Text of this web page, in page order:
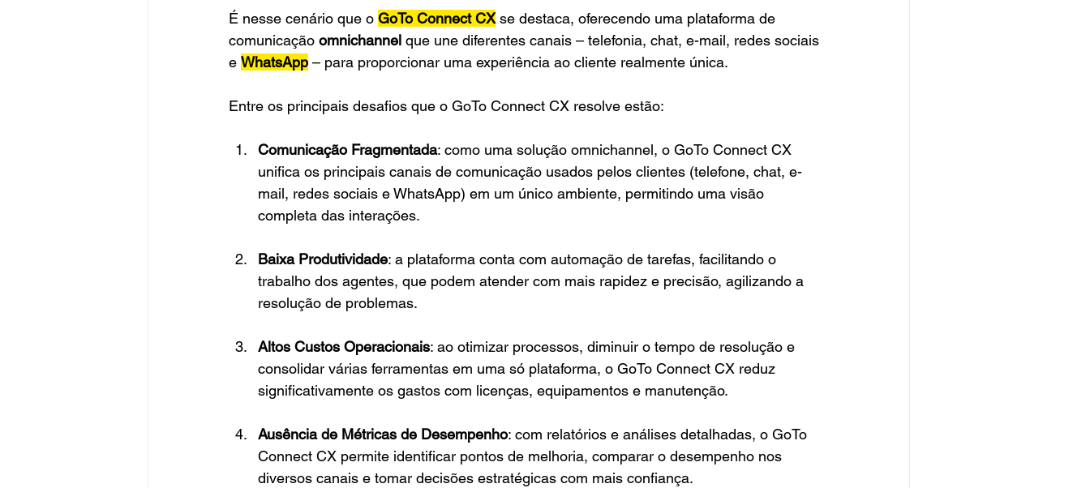
É nesse cenário que o GoTo Connect CX se destaca, oferecendo uma plataforma de
comunicação omnichannel que une diferentes canais – telefonia, chat, e-mail, redes sociais
e WhatsApp – para proporcionar uma experiência ao cliente realmente única.
Entre os principais desafios que o GoTo Connect CX resolve estão:
Comunicação Fragmentada: como uma solução omnichannel, o GoTo Connect CX
unifica os principais canais de comunicação usados pelos clientes (telefone, chat, e-
mail, redes sociais e WhatsApp) em um único ambiente, permitindo uma visão
completa das interações.
Baixa Produtividade: a plataforma conta com automação de tarefas, facilitando o
trabalho dos agentes, que podem atender com mais rapidez e precisão, agilizando a
resolução de problemas.
Altos Custos Operacionais: ao otimizar processos, diminuir o tempo de resolução e
consolidar várias ferramentas em uma só plataforma, o GoTo Connect CX reduz
significativamente os gastos com licenças, equipamentos e manutenção.
Ausência de Métricas de Desempenho: com relatórios e análises detalhadas, o GoTo
Connect CX permite identificar pontos de melhoria, comparar o desempenho nos
diversos canais e tomar decisões estratégicas com mais confiança.